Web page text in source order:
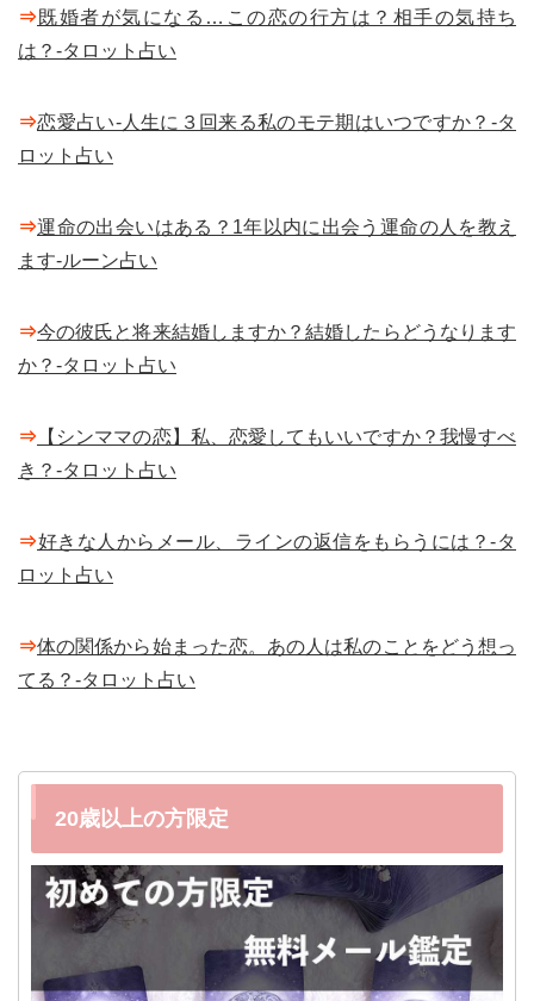
⇒既婚者が気になる…この恋の行方は？相手の気持ち
は？-タロット占い
⇒恋愛占い-人生に３回来る私のモテ期はいつですか？-タ
ロット占い
⇒運命の出会いはある？1年以内に出会う運命の人を教え
ます-ルーン占い
⇒今の彼氏と将来結婚しますか？結婚したらどうなります
か？-タロット占い
⇒ 【シンママの恋】私、恋愛してもいいですか？我慢すべ
き？-タロット占い
⇒好きな人からメール、ラインの返信をもらうには？-タ
ロット占い
⇒体の関係から始まった恋。あの人は私のことをどう想っ
てる？-タロット占い
20歳以上の方限定